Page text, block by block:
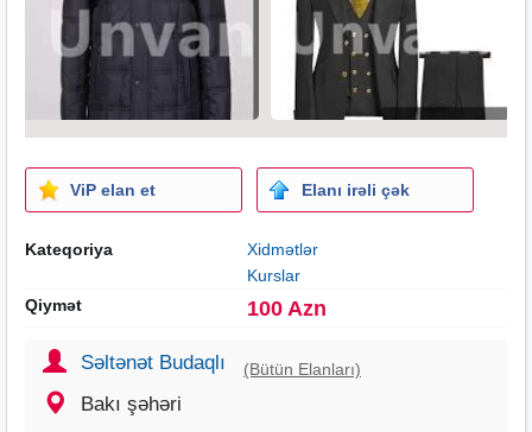
ViP elan et Elanı irəli çək
Kateqoriya
Xidmətlər
Kurslar
Qiymət
100 Azn
Səltənət Budaqlı (Bütün Elanları)
Bakı şəhəri